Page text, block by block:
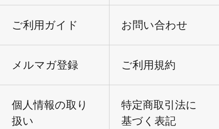
ご利用ガイド お問い合わせ
メルマガ登録 ご利用規約
個人情報の取り
扱い
特定商取引法に
基づく表記